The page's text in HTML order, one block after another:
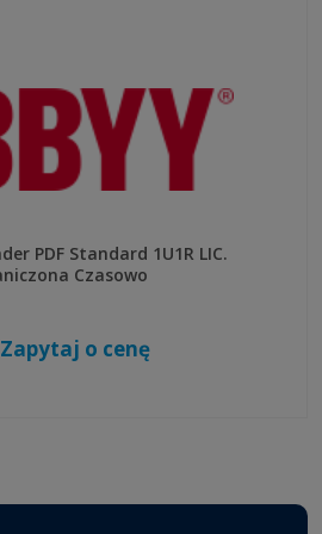
PDF Standard 1U1R LIC.
Czasowo
Zapytaj o cenę